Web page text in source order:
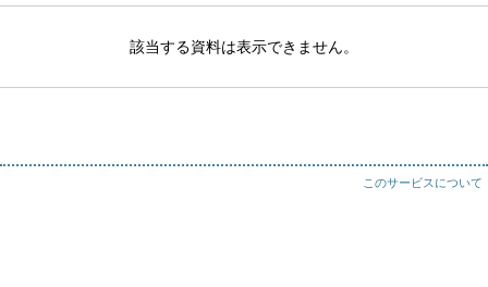
該当する資料は表示できません。
このサービスについて